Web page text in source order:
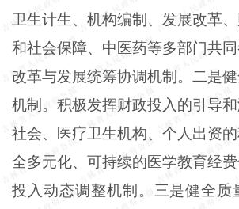
卫生计生、机构编制、发展改革
和社会保障、中医药等多部门共
改革与发展统筹协调机制。二是
机制。积极发挥财政投入的引导
社会、医疗卫生机构、个人出资
全多元化、可持续的医学教育经
投入动态调整机制。三是健全质